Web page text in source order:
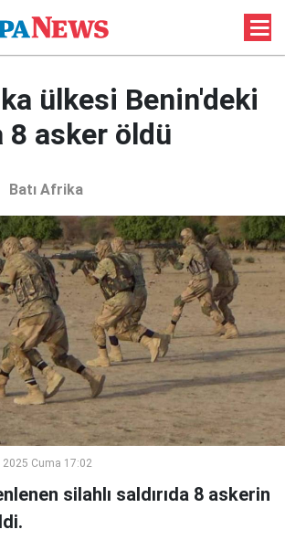
ülkesi Benin'deki
8 asker öldü
Batı Afrika
2025 Cuma 17:02
silahlı saldırıda 8 askerin